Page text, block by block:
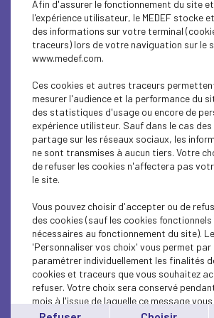
INTERNATIONAL - EUROPE
INTERNATIONAL - EUROPE
ECONOMY
ECONOMY
INTERNATIONAL - EUROPE
ECONOMY
ECONOMY
INTERNATIONAL - EUROPE
INTERNATIONAL - EUROPE
Afin d'assurer le fonctionnement du site
l'expérience utilisateur, le MEDEF stocke
des informations sur votre terminal
traceurs) lors de votre naviguation sur le
www.medef.com.
Ces cookies et autres traceurs
mesurer l'audience et la performance du
des statistiques d'usage ou encore de
expérience utilisteur. Sauf dans le cas
partage sur les réseaux sociaux, les
ne sont transmises à aucun tiers. Votre
de refuser les cookies n'affectera pas
le site.
Vous pouvez choisir d'accepter ou de
des cookies (sauf les cookies
nécessaires au fonctionnement du site).
'Personnaliser vos choix' vous permet par
paramétrer individuellement les finalités
cookies et traceurs que vous souhaitez
refuser. Votre choix sera conservé
mois à l'issue de laquelle ce message
affiché..